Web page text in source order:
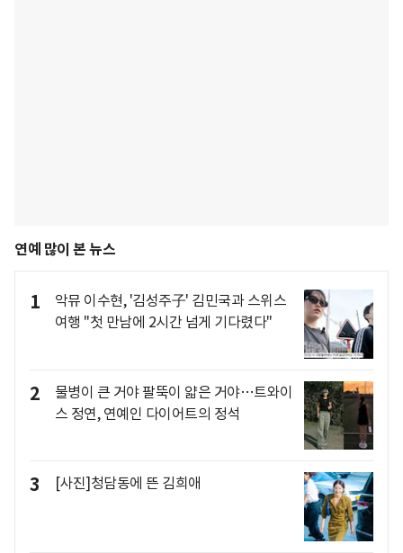
연예 많이 본 뉴스
1
악뮤 이수현, '김성주子' 김민국과 스위스
여행 "첫 만남에 2시간 넘게 기다렸다"
2
물병이 큰 거야 팔뚝이 얇은 거야…트와이
스 정연, 연예인 다이어트의 정석
3 [사진]청담동에 뜬 김희애